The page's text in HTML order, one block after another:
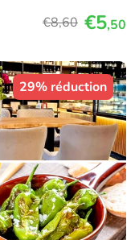
€8,60 €5,50
29% réduction